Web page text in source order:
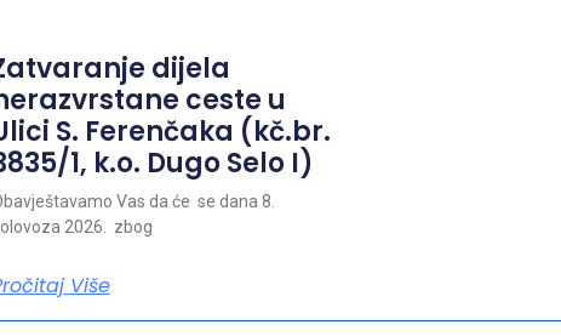
dijela
ceste u
S. Ferenčaka (kč.br.
1, k.o. Dugo Selo I)
Vas da će se dana 8.
2026. zbog
Više